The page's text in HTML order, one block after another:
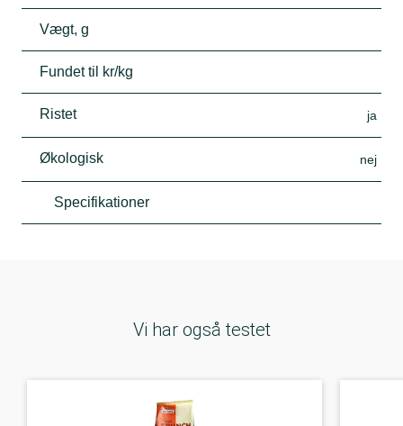
Vægt, g
Fundet til kr/kg
Ristet ja
Økologisk nej
Specifikationer
Vi har også testet